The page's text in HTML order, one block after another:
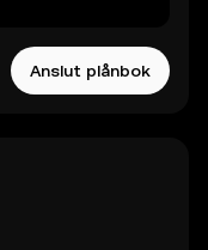
Anslut plånbok